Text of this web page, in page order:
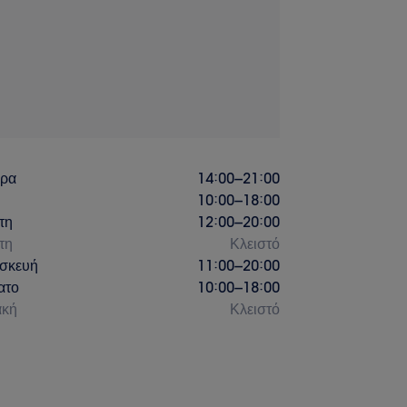
14:00–21:00
10:00–18:00
12:00–20:00
Κλειστό
11:00–20:00
10:00–18:00
Κλειστό